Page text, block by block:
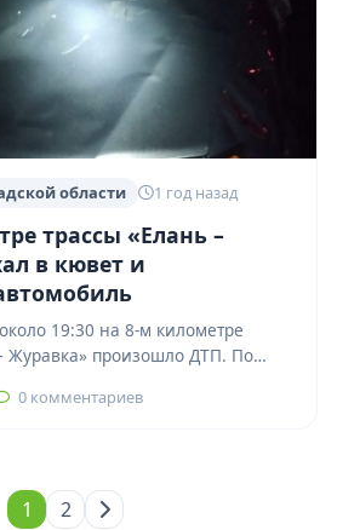
области 1 год назад
трассы «Елань –
в кювет и
19:30 на 8-м километре
Журавка» произошло ДТП. По
0 комментариев
1 2